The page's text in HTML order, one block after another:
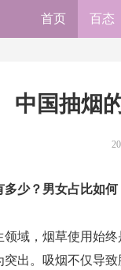
首页 百态
中国抽烟
多少？男女占比如何
域，烟草使用始
突出。吸烟不仅导